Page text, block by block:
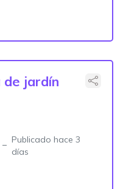
jardín
Publicado hace 3
días